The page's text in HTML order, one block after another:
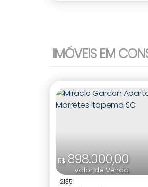
IMÓVEIS EM
2135
R$898.000,00
Valor de Venda